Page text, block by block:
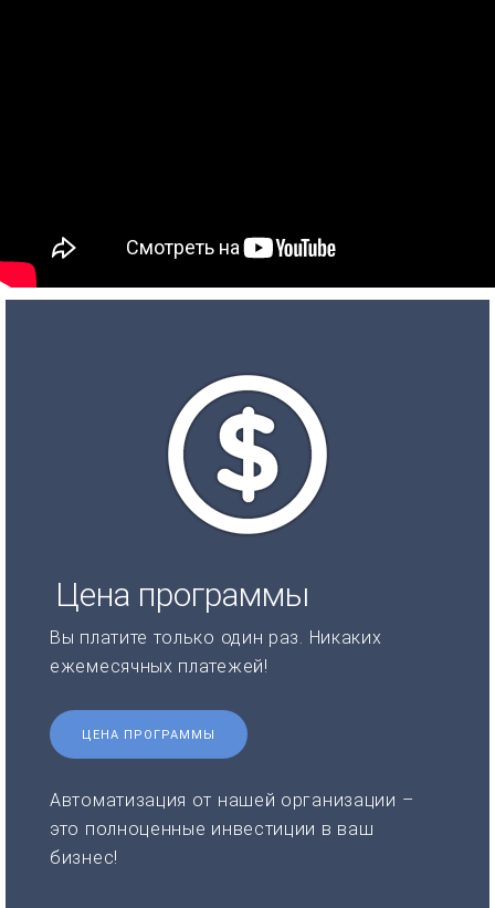
Цена программы
Вы платите только один раз. Никаких
ежемесячных платежей!
ЦЕНА ПРОГРАММЫ
Автоматизация от нашей организации –
это полноценные инвестиции в ваш
бизнес!